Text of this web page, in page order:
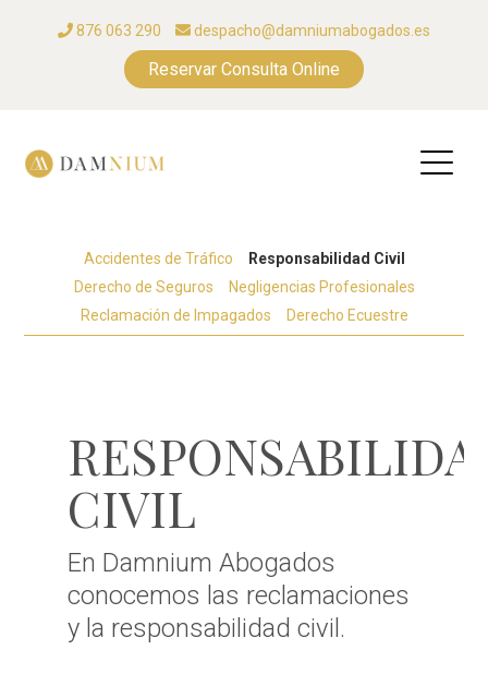
876 063 290 despacho@damniumabogados.es
Reservar Consulta Online
Accidentes de Tráfico
Responsabilidad Civil
Derecho de Seguros
Negligencias Profesionales
Reclamación de Impagados
Derecho Ecuestre
CIVIL
En Damnium Abogados
conocemos las reclamaciones
y la responsabilidad civil.